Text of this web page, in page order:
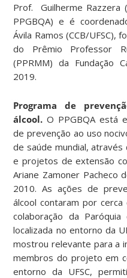
Prof. Guilherme Razzera
PPGBQA) e é
Ávila Ramos (CCB/UFSC),
do Prêmio Professor
(PPRMM) da Fundação
2019.
Programa de
álcool.O PPGBQA está
de prevenção ao uso
de saúde mundial,
e projetos de extensão
Ariane Zamoner Pacheco
2010. As ações de
álcool contaram por
colaboração da Paróquia
localizada no entorno da
mostrou relevante para a
membros do projeto em
entorno da UFSC,